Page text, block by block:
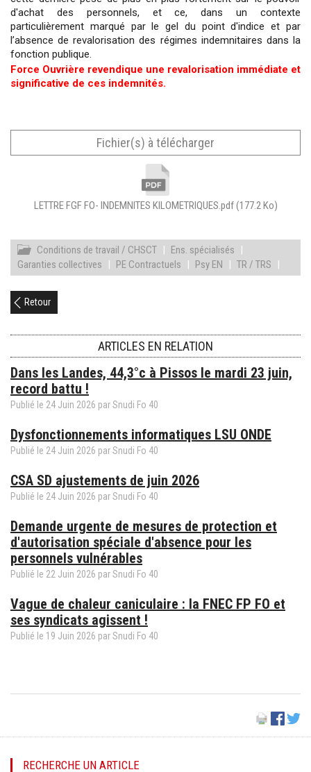
d'achat des personnels, et ce, dans un contexte
particulièrement marqué par le gel du point d'indice et par
l’absence de revalorisation des régimes indemnitaires dans la
fonction publique.
Force Ouvrière revendique une revalorisation immédiate et
significative de ces indemnités.
Fichier(s) à télécharger
LETTRE FGF FO- INDEMNITES KILOMETRIQUES.pdf(177.2 Ko)
Conditions de travail / CHSCT | Ens. spécialisés
|
Garanties collectives
| PE Contractuels | Psy EN | TR / TRS |
Retour
ARTICLES EN RELATION
Dans les Landes, 44,3°c à Pissos le mardi 23 juin,
record battu !
Publié le 24 Juin 2026 par Snudi Fo 40
Dysfonctionnements informatiques LSU ONDE
Publié le 24 Juin 2026 par Snudi Fo 40
CSA SD ajustements de juin 2026
Publié le 24 Juin 2026 par Snudi Fo 40
Demande urgente de mesures de protection et
d'autorisation spéciale d'absence pour les
personnels vulnérables
Publié le 22 Juin 2026 par Snudi Fo 40
Vague de chaleur caniculaire : la FNEC FP FO et
ses syndicats agissent !
Publié le 19 Juin 2026 par Snudi Fo 40
RECHERCHE UN ARTICLE